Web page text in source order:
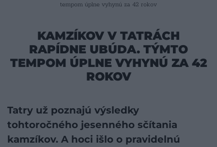
tempom úplne vyhynú za 42 rokov
KAMZÍKOV V TATRÁCH
RAPÍDNE UBÚDA. TÝMTO
TEMPOM ÚPLNE VYHYNÚ ZA 42
ROKOV
Tatry už poznajú výsledky
tohtoročného jesenného sčítania
kamzíkov. A hoci išlo o pravidelnú